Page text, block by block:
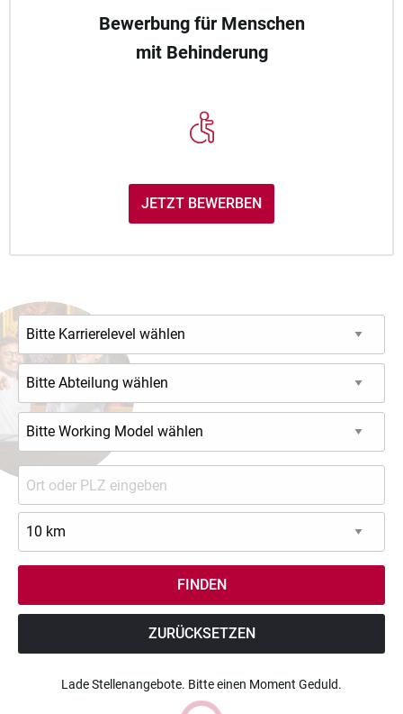
Bewerbung für Menschen
mit Behinderung
JETZT BEWERBEN
ZURÜCKSETZEN
Lade Stellenangebote. Bitte einen Moment Geduld.